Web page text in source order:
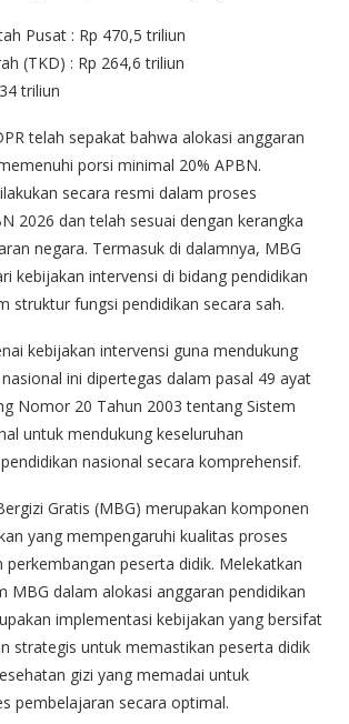
Pusat : Rp 470,5 triliun
(TKD) : Rp 264,6 triliun
triliun
telah sepakat bahwa alokasi anggaran
porsi minimal 20% APBN.
secara resmi dalam proses
2026 dan telah sesuai dengan kerangka
negara. Termasuk di dalamnya, MBG
kebijakan intervensi di bidang pendidikan
struktur fungsi pendidikan secara sah.
kebijakan intervensi guna mendukung
ini dipertegas dalam pasal 49 ayat
Nomor 20 Tahun 2003 tentang Sistem
untuk mendukung keseluruhan
nasional secara komprehensif.
Gratis (MBG) merupakan komponen
yang mempengaruhi kualitas proses
perkembangan peserta didik. Melekatkan
MBG dalam alokasi anggaran pendidikan
implementasi kebijakan yang bersifat
strategis untuk memastikan peserta didik
gizi yang memadai untuk
pembelajaran secara optimal.